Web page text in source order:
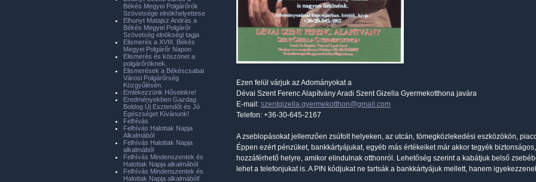
Ezen felül várjuk az Adományokat a
Dévai Szent Ferenc Alapítvány Aradi Szent Gizella Gyermekotthona javára
E-mail: szentgizella.gyermekotthon@gmail.com
Telefon: +36-30-645-2167
A zseblopásokat jellemzően zsúfolt helyeken, az utcán, tömegközlekedési eszközökön,
Éppen ezért pénzüket, bankkártyájukat, egyéb más értékeiket már akkor tegyék
hozzáférhető helyre, amikor elindulnak otthonról. Lehetőség szerint a kabátjuk belső
lehet a telefonjukat is. A PIN kódjukat ne tartsák a bankkártyájuk mellett, hanem
Békés Megyei Polgárőrök
Szövetsége elnökhelyettese
Elhunyt Matajsz András a
Békés Megyei Polgárőr
Szövetség elnökségi tagja
Elismerés a XVIII. Békés
Megyei Polgárőr Napon
Elismerés és köszönet a
polgárőröknek.
Elismerések a Békéscsabai
Városi Polgárőrség
Közgyűlésén.
Emlékezzünk Hőseinkre!
Eredményekben Gazdag
Boldog Új Esztendőt és Jó
Egészséget Kívánunk!
Felhívás
Felhívás Halottak Napja
Alkalmából
Felhívás Halottak Napja
alkalmából
Felhívás Mindenszentek és
Halottak Napja alkalmából
Felhívás Mindenszentek és
Halottak Napja alkalmából!